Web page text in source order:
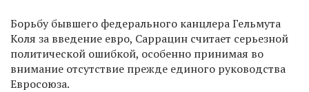
Борьбу бывшего федерального канцлера Гельмута
Коля за введение евро, Саррацин считает серьезной
политической ошибкой, особенно принимая во
внимание отсутствие прежде единого руководства
Евросоюза.